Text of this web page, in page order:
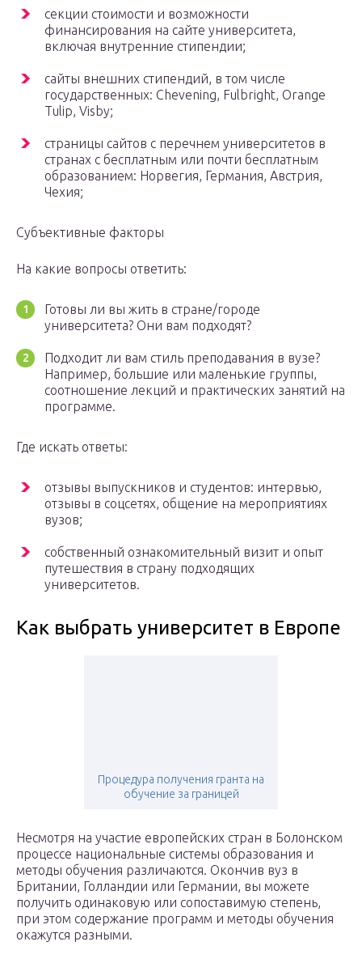
секции стоимости и возможности
финансирования на сайте университета,
включая внутренние стипендии;
сайты внешних стипендий, в том числе
государственных: Chevening, Fulbright, Orange
Tulip, Visby;
страницы сайтов с перечнем университетов в
странах с бесплатным или почти бесплатным
образованием: Норвегия, Германия, Австрия,
Чехия;
Субъективные факторы
На какие вопросы ответить:
Готовы ли вы жить в стране/городе
университета? Они вам подходят?
Подходит ли вам стиль преподавания в вузе?
Например, большие или маленькие группы,
соотношение лекций и практических занятий на
программе.
Где искать ответы:
отзывы выпускников и студентов: интервью,
отзывы в соцсетях, общение на мероприятиях
вузов;
собственный ознакомительный визит и опыт
путешествия в страну подходящих
университетов.
Как выбрать университет в Европе
Процедура получения гранта на
обучение за границей
Несмотря на участие европейских стран в Болонском
процессе национальные системы образования и
методы обучения различаются. Окончив вуз в
Британии, Голландии или Германии, вы можете
получить одинаковую или сопоставимую степень,
при этом содержание программ и методы обучения
окажутся разными.